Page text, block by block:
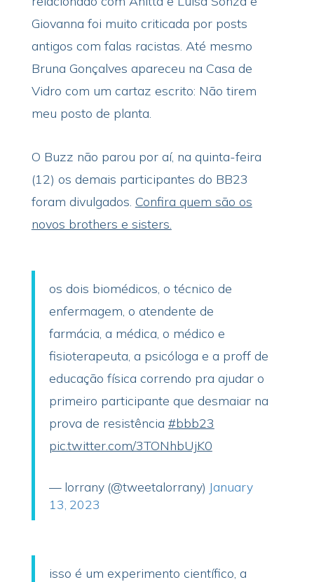
Giovanna foi muito criticada por posts
antigos com falas racistas. Até mesmo
Bruna Gonçalves apareceu na Casa de
Vidro com um cartaz escrito: Não tirem
meu posto de planta.
O Buzz não parou por aí, na quinta-feira
(12) os demais participantes do BB23
foram divulgados. Confira quem são os
novos brothers e sisters.
os dois biomédicos, o técnico de
enfermagem, o atendente de
farmácia, a médica, o médico e
fisioterapeuta, a psicóloga e a proff de
educação física correndo pra ajudar o
primeiro participante que desmaiar na
prova de resistência #bbb23
pic.twitter.com/3TONhbUjK0
— lorrany (@tweetalorrany) January
13, 2023
isso é um experimento científico, a